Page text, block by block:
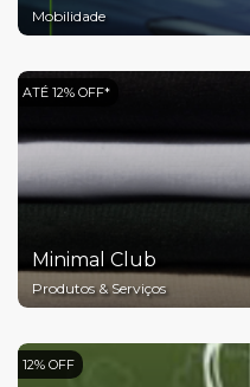
Mobilidade
ATÉ 12% OFF*
Minimal Club
Produtos & Serviços
12% OFF